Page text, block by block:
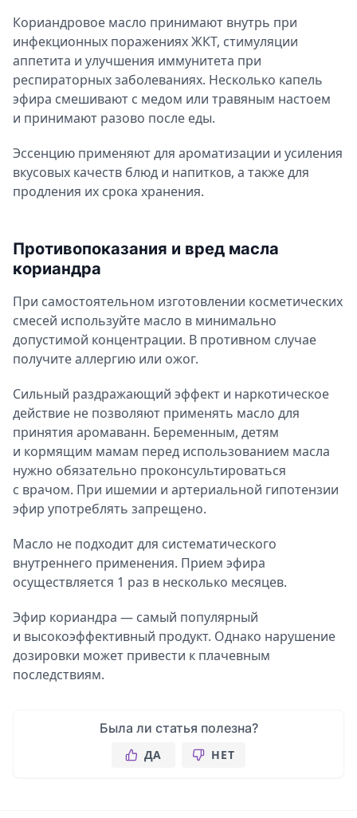
Кориандровое масло принимают внутрь при
инфекционных поражениях ЖКТ, стимуляции
аппетита и улучшения иммунитета при
респираторных заболеваниях. Несколько капель
эфира смешивают с медом или травяным настоем
и принимают разово после еды.
Эссенцию применяют для ароматизации и усиления
вкусовых качеств блюд и напитков, а также для
продления их срока хранения.
Противопоказания и вред масла
кориандра
При самостоятельном изготовлении косметических
смесей используйте масло в минимально
допустимой концентрации. В противном случае
получите аллергию или ожог.
Сильный раздражающий эффект и наркотическое
действие не позволяют применять масло для
принятия аромаванн. Беременным, детям
и кормящим мамам перед использованием масла
нужно обязательно проконсультироваться
с врачом. При ишемии и артериальной гипотензии
эфир употреблять запрещено.
Масло не подходит для систематического
внутреннего применения. Прием эфира
осуществляется 1 раз в несколько месяцев.
Эфир кориандра — самый популярный
и высокоэффективный продукт. Однако нарушение
дозировки может привести к плачевным
последствиям.
Была ли статья полезна?
ДА НЕТ